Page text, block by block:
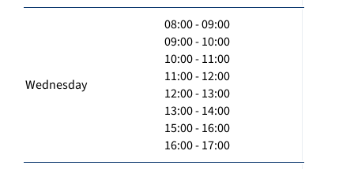
Wednesday
08:00 - 09:00
09:00 - 10:00
10:00 - 11:00
11:00 - 12:00
12:00 - 13:00
13:00 - 14:00
15:00 - 16:00
16:00 - 17:00